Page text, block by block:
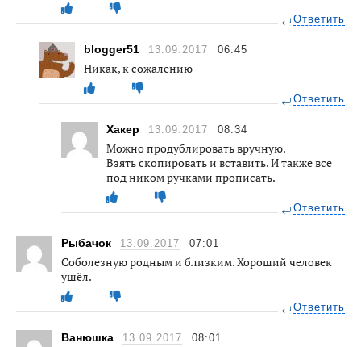
Ответить
blogger51 13.09.2017 06:45
Никак, к сожалению
Ответить
Хакер 13.09.2017 08:34
Можно продублировать вручную.
Взять скопировать и вставить. И также все
под ником ручками прописать.
Ответить
Рыбачок 13.09.2017 07:01
Соболезную родным и близким. Хороший человек
ушёл.
Ответить
Ванюшка 13.09.2017 08:01